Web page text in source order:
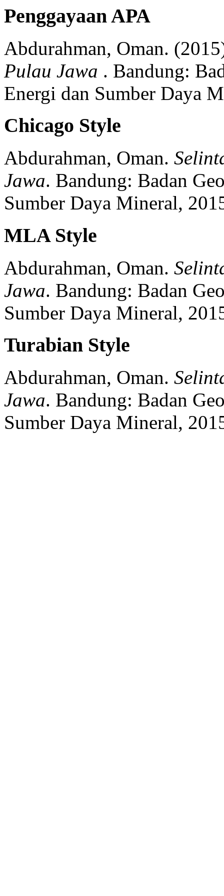
Penggayaan APA
Abdurahman, Oman.
Pulau Jawa . Bandung:
Energi dan Sumber Daya
Chicago Style
Abdurahman, Oman.
Jawa. Bandung: Badan
Sumber Daya Mineral,
MLA Style
Abdurahman, Oman.
Jawa. Bandung: Badan
Sumber Daya Mineral,
Turabian Style
Abdurahman, Oman.
Jawa. Bandung: Badan
Sumber Daya Mineral,